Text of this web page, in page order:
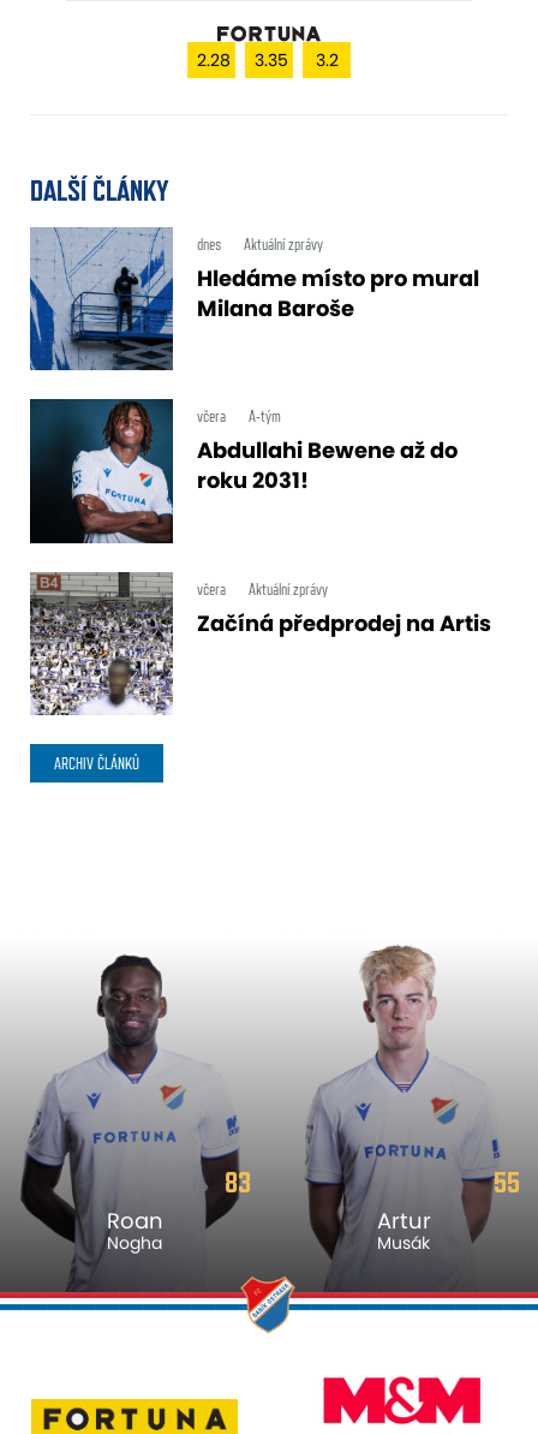
2.28 3.35 3.2
DALŠÍ ČLÁNKY
dnes Aktuální zprávy
Hledáme místo pro mural
Milana Baroše
včera A-tým
Abdullahi Bewene až do
roku 2031!
včera Aktuální zprávy
Začíná předprodej na Artis
ARCHIV ČLÁNKŮ
83
Roan
Nogha
55
Artur
Musák